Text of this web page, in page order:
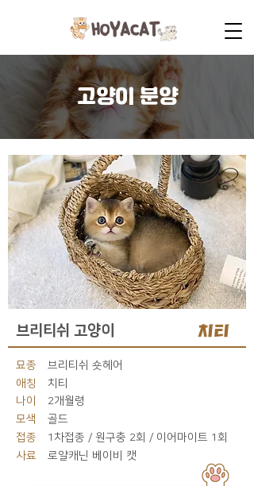
고양이 분양
브리티쉬 고양이 치티
묘종
브리티쉬 숏헤어
애칭
치티
나이
2개월령
모색
골드
접종
1차접종 / 원구충 2회 / 이어마이트 1회
사료
로얄캐닌 베이비 캣